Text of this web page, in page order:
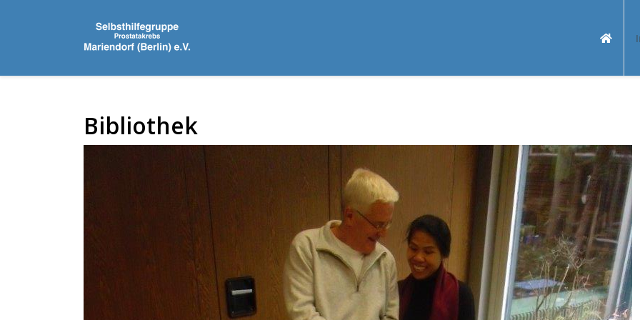
Bibliothek